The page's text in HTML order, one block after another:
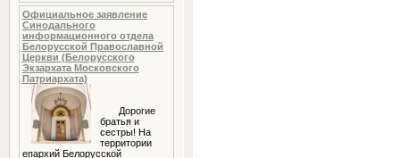
Официальное заявление
Синодального
информационного отдела
Белорусской Православной
Церкви (Белорусского
Экзархата Московского
Патриархата)
Дорогие
братья и
сестры! На
территории
епархий Белорусской